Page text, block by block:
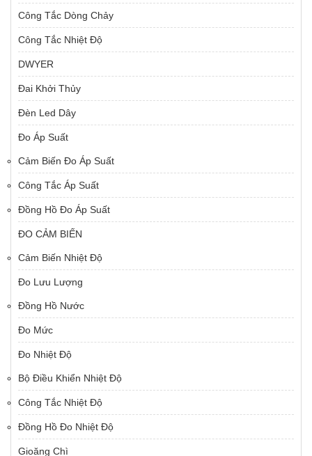
Công Tắc Dòng Chảy
Công Tắc Nhiệt Độ
DWYER
Đai Khởi Thủy
Đèn Led Dây
Đo Áp Suất
Cảm Biến Đo Áp Suất
Công Tắc Áp Suất
Đồng Hồ Đo Áp Suất
ĐO CẢM BIẾN
Cảm Biến Nhiệt Độ
Đo Lưu Lượng
Đồng Hồ Nước
Đo Mức
Đo Nhiệt Độ
Bộ Điều Khiển Nhiệt Độ
Công Tắc Nhiệt Độ
Đồng Hồ Đo Nhiệt Độ
Gioăng Chì